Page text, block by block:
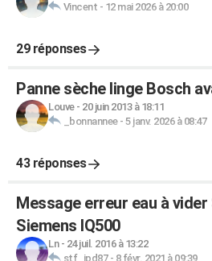
Vincent - 12 mai 2026 à 20:00
29 réponses
Panne sèche linge Bosch
Louve- 20 juin 2013 à 18:11
_bonnannee- 5 janv. 2026 à 08:47
43 réponses
Message erreur eau à vider
Siemens IQ500
Ln- 24 juil. 2016 à 13:22
stf_jpd87- 8 févr. 2021 à 09:39